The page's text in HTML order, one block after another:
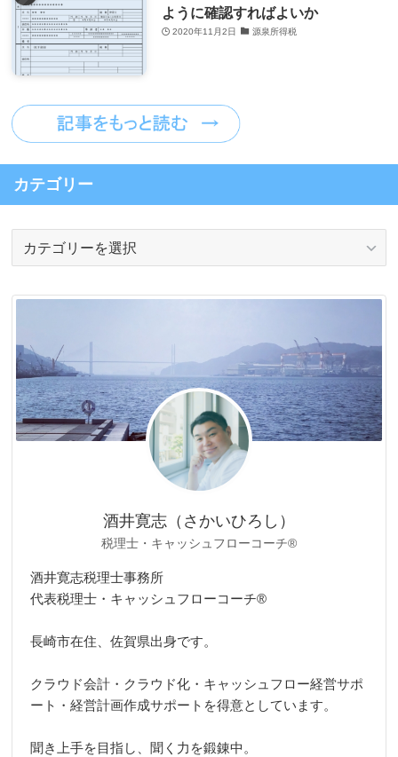
ように確認すればよいか
2020年11月2日 源泉所得税
カテゴリー
リ
酒井寛志（さかいひろし）
税理士・キャッシュフローコーチ®
酒井寛志税理士事務所
代表税理士・キャッシュフローコーチ®
長崎市在住、佐賀県出身です。
クラウド会計・クラウド化・キャッシュフロー経営サポ
ート・経営計画作成サポートを得意としています。
聞き上手を目指し、聞く力を鍛錬中。